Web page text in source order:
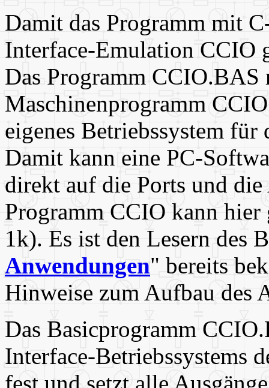
Damit das Programm mit
Interface-Emulation CCIO
Das Programm
Maschinenprogramm
eigenes Betriebssystem
Damit kann eine PC-
direkt auf die Ports und
Programm CCIO kann hier
1k). Es ist den Lesern des
Anwendungen" bereits
Hinweise zum Aufbau des
Das Basicprogramm
Interface-Betriebssystems